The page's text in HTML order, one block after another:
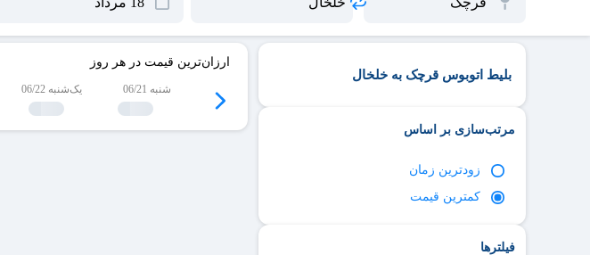
بلیط اتوبوس قرچک به خلخال
مرتب‌سازی بر اساس
زود‌ترین زمان
کمترین قیمت
فیلترها
ارزان‌ترین قیمت در هر روز
شنبه 06/21 یک‌شنبه 06/22